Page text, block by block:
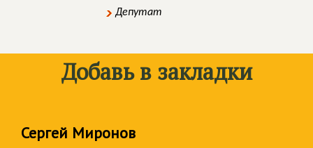
Депутат
Добавь в закладки
Сергей Миронов